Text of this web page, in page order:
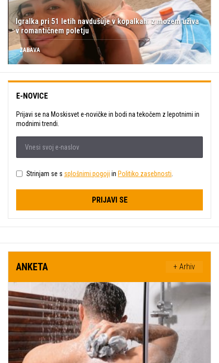
Igralka pri 51 letih navdušuje v kopalkah: z možem uživa
v romantičnem poletju
ZABAVA
E-NOVICE
Prijavi se na Moskisvet e-novičke in bodi na tekočem z lepotnimi in
modnimi trendi.
Strinjam se s splošnimi pogoji in Politiko zasebnosti
PRIJAVI SE
ANKETA + Arhiv